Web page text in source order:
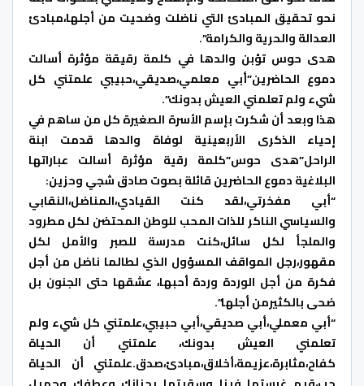
نحو تحقيق المبادئ التي ناضلت وضحيت من أجلها،مبادئ
العدالة والحرية والكرامة”.
هدى حوس تؤبن والدها في كلمة رقيقة مؤثرة أسالت
دموع الحاضرين”أبي معلمي،صديقي،حبيبي علمتني كل
شيء ولم تعلمني العيش بدونك”.
هذا وبعد أن شكرت بإسم الأسرة الصغيرة كل من ساهم في
إحياء الذكرى الأربعينية لوفاة والدها قدمت ابنة
الراحل”هدى حوس”كلمة رقية مؤثرة أسالت عباراتها
البلاغية دموع الحاضرين قائلة بصوت صادق شجي وحزين:
“أبي مفخرتي،لقد كنت القيادي،المناضل،النقابي
والسياسي الناكر للذات المحب للوطن المحتضن لكل مطرود
والملجأ لكل سائل،كنت مدرسة للصبر والأمل لكل
مقهور،رجل المواقف المسؤول الذي لطالما ناضل من أجل
فكرة من أجل الوردة وردة أحبها، عشقها حتى الجنون بل
ضحى بالكثيرمن أجلها”.
“أبي معملي،أبي صديقي،أبي حبيبي،علمتني كل شيء ولم
تعلمني العيش بدونك، علمتني أن الحياة
كفاح،مثابرة،عزيمة،أخلاق،مبادئ،صدق.علمتني أن الحياة